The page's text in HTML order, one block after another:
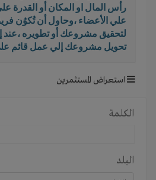
رأس المال او المكان أو القدرة
علي الأعضاء ،وحاول أن تُكوُن
لتحقيق مشروعك أو تطويره ،عند
تحويل مشروعك إلي عمل قائم
استعراض المستثمرين
الكلمة
البلد